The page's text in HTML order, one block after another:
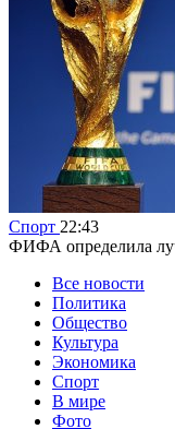
Спорт 22:43
ФИФА определила
Все новости
Политика
Общество
Культура
Экономика
Спорт
В мире
Фото